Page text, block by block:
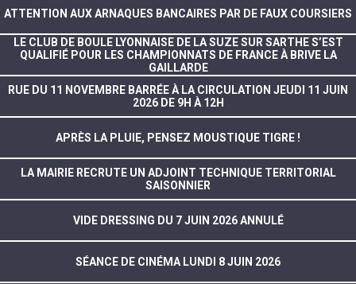
ATTENTION AUX ARNAQUES BANCAIRES PAR DE FAUX COURSIERS
LE CLUB DE BOULE LYONNAISE DE LA SUZE SUR SARTHE S’EST
QUALIFIÉ POUR LES CHAMPIONNATS DE FRANCE À BRIVE LA
GAILLARDE
RUE DU 11 NOVEMBRE BARRÉE À LA CIRCULATION JEUDI 11 JUIN
2026 DE 9H À 12H
APRÈS LA PLUIE, PENSEZ MOUSTIQUE TIGRE !
LA MAIRIE RECRUTE UN ADJOINT TECHNIQUE TERRITORIAL
SAISONNIER
VIDE DRESSING DU 7 JUIN 2026 ANNULÉ
SÉANCE DE CINÉMA LUNDI 8 JUIN 2026